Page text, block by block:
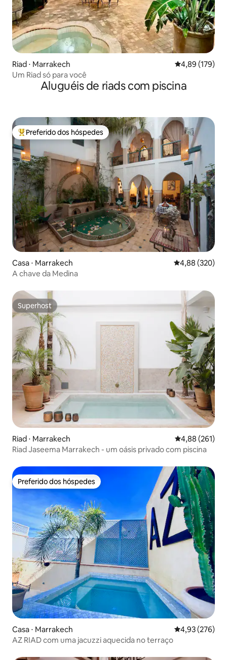
Riad ⋅ Marrakech 4,89 de uma
4,89 (179)
Um Riad só para você
Aluguéis de riads com piscina
Entre os melhores preferidos dos hóspedes
Preferido dos hóspedes
Casa ⋅ Marrakech 4,88 de uma
4,88 (320)
A chave da Medina
Superhost
Superhost
Riad ⋅ Marrakech 4,88 de uma
4,88 (261)
Riad Jaseema Marrakech - um oásis privado com piscina
Preferido dos hóspedes
Preferido dos hóspedes
Casa ⋅ Marrakech 4,93 de uma
4,93 (276)
AZ RIAD com uma jacuzzi aquecida no terraço